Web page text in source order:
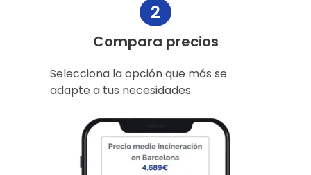
2
Compara precios
Selecciona la opción que más se
adapte a tus necesidades.